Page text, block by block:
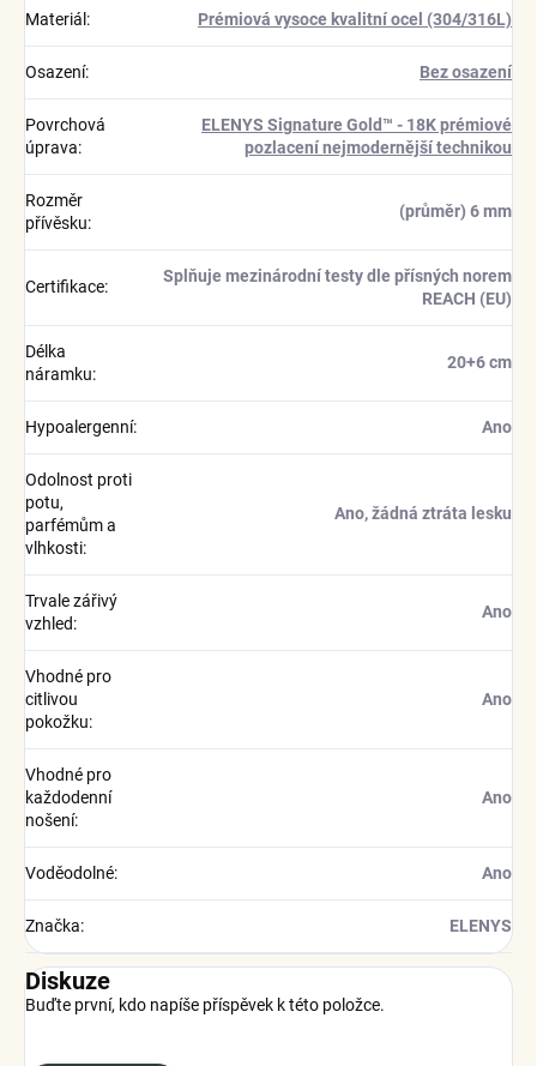
Materiál : Prémiová vysoce kvalitní ocel (304/316L)
Osazení: Bez osazení
Povrchová
úprava:
ELENYS Signature Gold™ - 18K prémiové
pozlacení nejmodernější technikou
Rozměr
přívěsku:
(průměr) 6 mm
Certifikace:
Splňuje mezinárodní testy dle přísných norem
REACH (EU)
Délka
náramku:
20+6 cm
Hypoalergenní: Ano
Odolnost proti
potu,
parfémům a
vlhkosti:
Ano, žádná ztráta lesku
Trvale zářivý
vzhled:
Ano
Vhodné pro
citlivou
pokožku:
Ano
Vhodné pro
každodenní
nošení:
Ano
Voděodolné: Ano
Značka: ELENYS
Diskuze
Buďte první, kdo napíše příspěvek k této položce.